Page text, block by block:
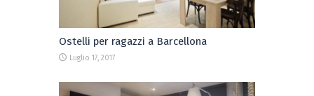
Ostelli per ragazzi a Barcellona
Luglio 17, 2017